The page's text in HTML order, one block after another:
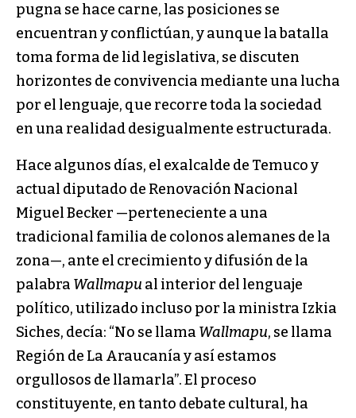
pugna se hace carne, las posiciones se
encuentran y conflictúan, y aunque la batalla
toma forma de lid legislativa, se discuten
horizontes de convivencia mediante una lucha
por el lenguaje, que recorre toda la sociedad
en una realidad desigualmente estructurada.
Hace algunos días, el exalcalde de Temuco y
actual diputado de Renovación Nacional
Miguel Becker —perteneciente a una
tradicional familia de colonos alemanes de la
zona—, ante el crecimiento y difusión de la
palabra Wallmapu al interior del lenguaje
político, utilizado incluso por la ministra Izkia
Siches, decía: “No se llama Wallmapu, se llama
Región de La Araucanía y así estamos
orgullosos de llamarla”. El proceso
constituyente, en tanto debate cultural, ha